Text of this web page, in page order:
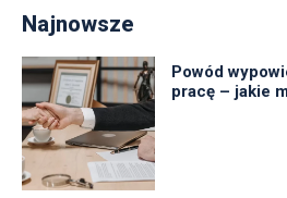
Najnowsze
Powód
pracę – jakie